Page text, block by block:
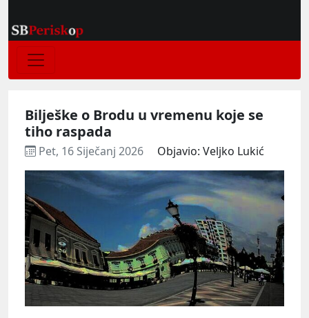
Bilješke o Brodu u vremenu koje se
tiho raspada
Pet, 16 Siječanj 2026 Objavio: Veljko Lukić